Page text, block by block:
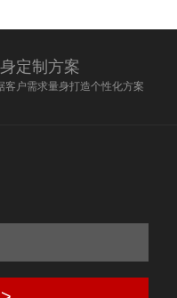
定制方案
客户需求量身打造个性化方案